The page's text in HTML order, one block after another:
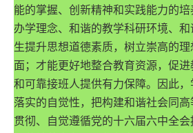
能的掌握、创新精神和实践能力的
办学理念、和谐的教学科研环境、
生提升思想道德素质，树立崇高的
面；才能更好地整合教育资源，促
和可靠接班人提供有力保障。因此
落实的自觉性，把构建和谐社会同
贯彻、自觉遵循党的十六届六中全